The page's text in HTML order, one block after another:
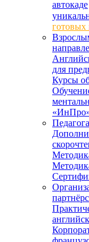
автокаде
готовых
для
Курсы